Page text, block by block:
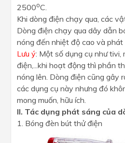
2500oC.
Khi dòng điện chạy qua, các
Dòng điện chạy qua dây dẫn
nóng đến nhiệt độ cao và phát
Lưu ý: Một số dụng cụ như tivi,
điện,...khi hoạt động thì phần
nóng lên. Dòng điện cũng gây
các dụng cụ này nhưng đó
mong muốn, hữu ích.
II. Tác dụng phát sáng của
1. Bóng đèn bút thử điện